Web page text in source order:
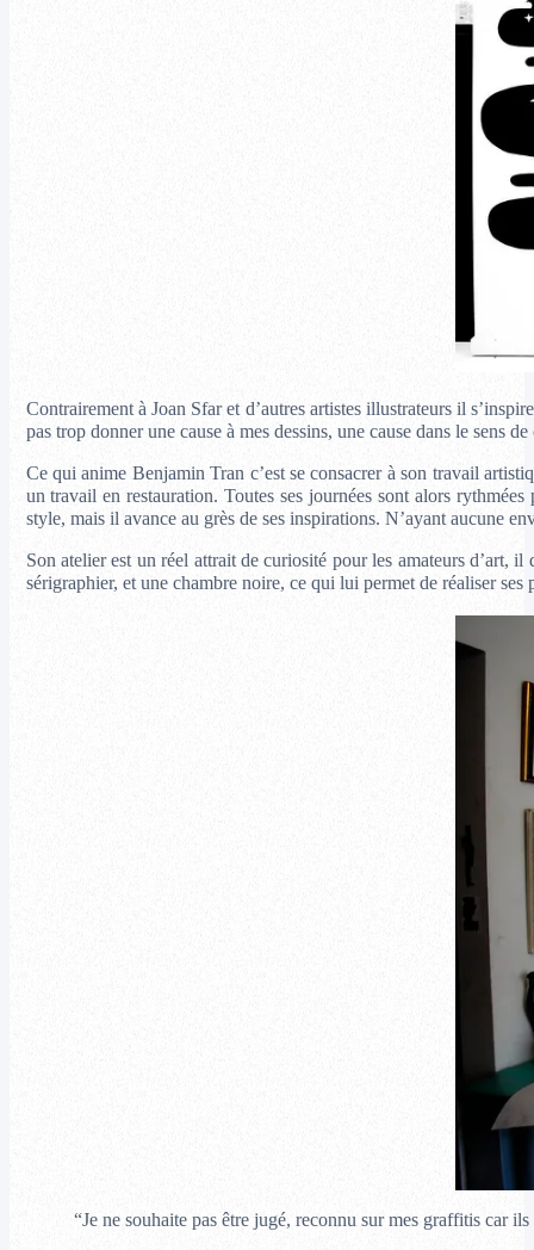
Contrairement à Joan Sfar et d’autres artistes illustrateurs il
pas trop donner une cause à mes dessins, une cause dans le sens
Ce qui anime Benjamin Tran c’est se consacrer à son travail
un travail en restauration. Toutes ses journées sont alors
style, mais il avance au grès de ses inspirations. N’ayant aucune
Son atelier est un réel attrait de curiosité pour les amateurs d’art,
sérigraphier, et une chambre noire, ce qui lui permet de réaliser
“Je ne souhaite pas être jugé, reconnu sur mes graffitis car